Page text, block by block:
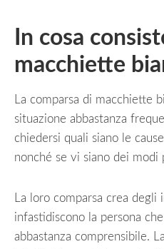
In cosa
macchiette
La comparsa di macchiette
situazione abbastanza
chiedersi quali siano le
nonché se vi siano dei modi
La loro comparsa crea
infastidiscono la persona
abbastanza comprensibile. La